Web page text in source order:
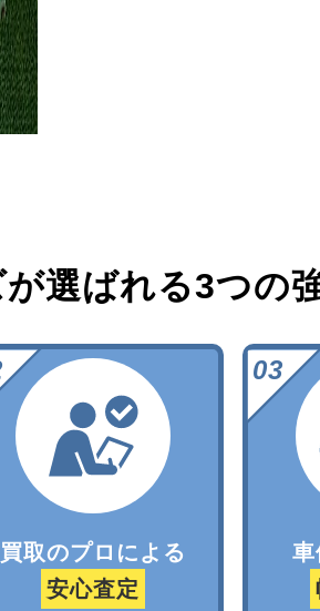
選ばれる3つの
買取のプロによる
安心査定
車